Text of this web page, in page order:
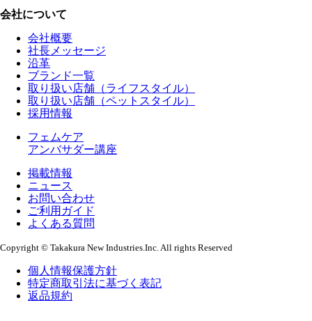
会社について
会社概要
社長メッセージ
沿革
ブランド一覧
取り扱い店舗（ライフスタイル）
取り扱い店舗（ペットスタイル）
採用情報
フェムケア
アンバサダー講座
掲載情報
ニュース
お問い合わせ
ご利用ガイド
よくある質問
Copyright © Takakura New Industries.Inc. All rights Reserved
個人情報保護方針
特定商取引法に基づく表記
返品規約